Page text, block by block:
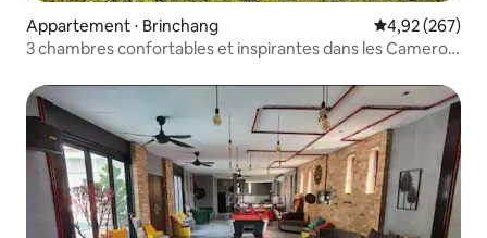
Appartement ⋅ Brinchang Évaluation
4,92 (267)
3 chambres confortables et inspirantes dans les Cameron